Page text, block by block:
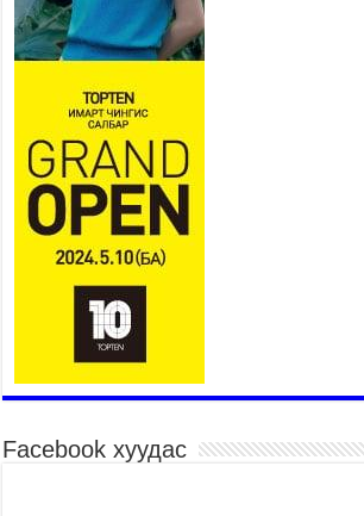
Ерөнхий сайд Н.Учрал БНХАУ-аас Монгол Улсад
суугаа Элчин сайд Шэнь Миньжюанийг хүлээн
авч уулзав
2026 оны 7 сар 21 / 16 цаг 39 минут
БҮГД НАЙРАМДАХ ТАЖИКИСТАН УЛСТАЙ
ЭДИЙН ЗАСГИЙН ХАМТЫН АЖИЛЛАГААГ
ӨРГӨЖҮҮЛНЭ
2026 оны 7 сар 21 / 16 цаг 34 минут
26,992 суралцагч хотхоны бага сургуульд, 8100
суралцагч төрөлжсөн ахлах сургуульд
2026 оны 7 сар 21 / 13 цаг 43 минут
COP17 хурлын үеэрх замын хөдөлгөөн, нийтийн
тээврийн зохицуулалт, сургууль, цэцэрлэг, зах,
худалдааны төвийн ажиллах хуваарийг гаргаж,
иргэдэд мэдээлэхийг үүрэг болголоо
Гэр бүлийн хэрэг шүүхэд хянан шийдвэрлэх
Facebook хуудас